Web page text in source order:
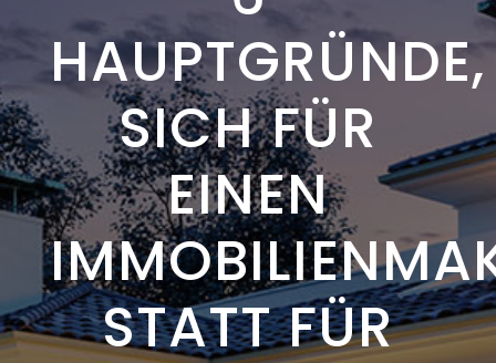
HAUPTGRÜNDE,
SICH FÜR
EINEN
STATT FÜR